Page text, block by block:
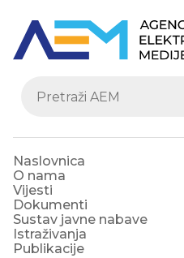
Naslovnica
O nama
Vijesti
Dokumenti
Sustav javne nabave
Istraživanja
Publikacije